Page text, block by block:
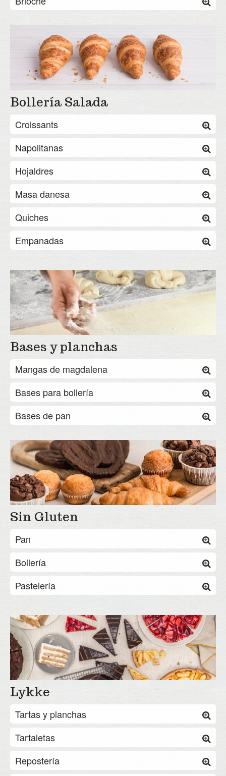
Bollería Salada
Croissants
Napolitanas
Hojaldres
Masa danesa
Quiches
Empanadas
Bases y planchas
Mangas de magdalena
Bases para bollería
Bases de pan
Sin Gluten
Pan
Bollería
Pastelería
Lykke
Tartas y planchas
Tartaletas
Repostería